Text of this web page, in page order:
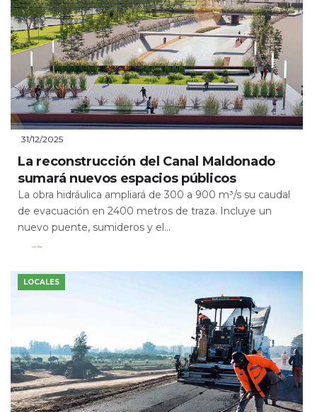
31/12/2025
La reconstrucción del Canal Maldonado
sumará nuevos espacios públicos
La obra hidráulica ampliará de 300 a 900 m³/s su caudal
de evacuación en 2400 metros de traza. Incluye un
nuevo puente, sumideros y el...
Leer Más
LOCALES